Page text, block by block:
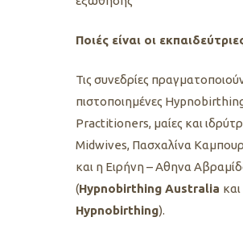
Ποιές είναι οι
Τις συνεδρίες
πιστοποιημένες
Practitioners, μαίες και
Midwives, Πασχαλίνα
και η Ειρήνη – Αθηνα
(Ηypnobirthing Australia και
Hypnobirthing).